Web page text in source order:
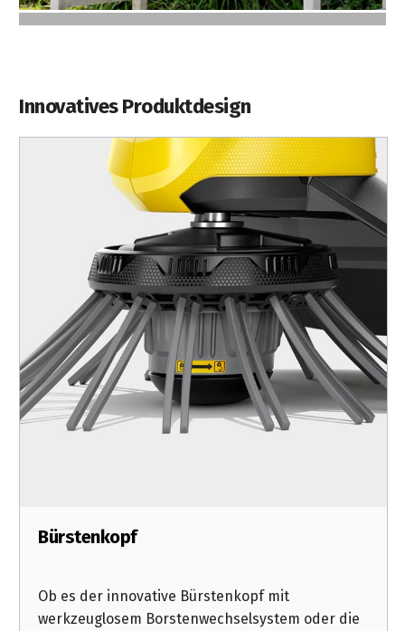
Innovatives Produktdesign
Bürstenkopf
Ob es der innovative Bürstenkopf mit
werkzeuglosem Borstenwechselsystem oder die